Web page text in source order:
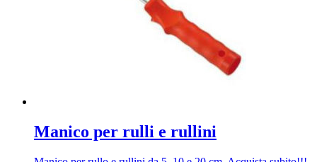
Manico per rulli e rullini